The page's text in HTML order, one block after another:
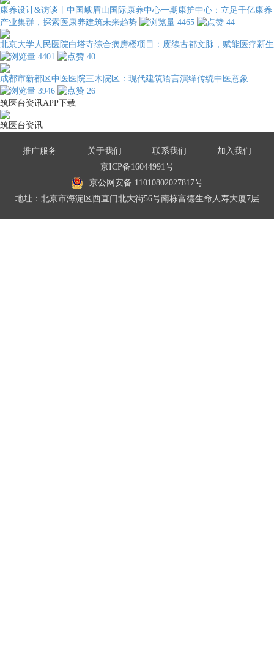
康养设计&访谈丨中国峨眉山国际康养中心一期康护中心：立足千亿康养
产业集群，探索医康养建筑未来趋势
4465 44
北京大学人民医院白塔寺综合病房楼项目：赓续古都文脉，赋能医疗新生
4401
40
成都市新都区中医医院三木院区：现代建筑语言演绎传统中医意象
3946
26
筑医台资讯APP下载
筑医台资讯
推广服务 关于我们 联系我们
加入我们
京ICP备16044991号
京公网安备 11010802027817号
地址：北京市海淀区西直门北大街56号南栋富德生命人寿大厦7层